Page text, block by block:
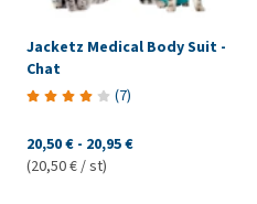
Jacketz Medical Body Suit -
Chat
(7)
20,50 € - 20,95 €
(20,50 € / st)